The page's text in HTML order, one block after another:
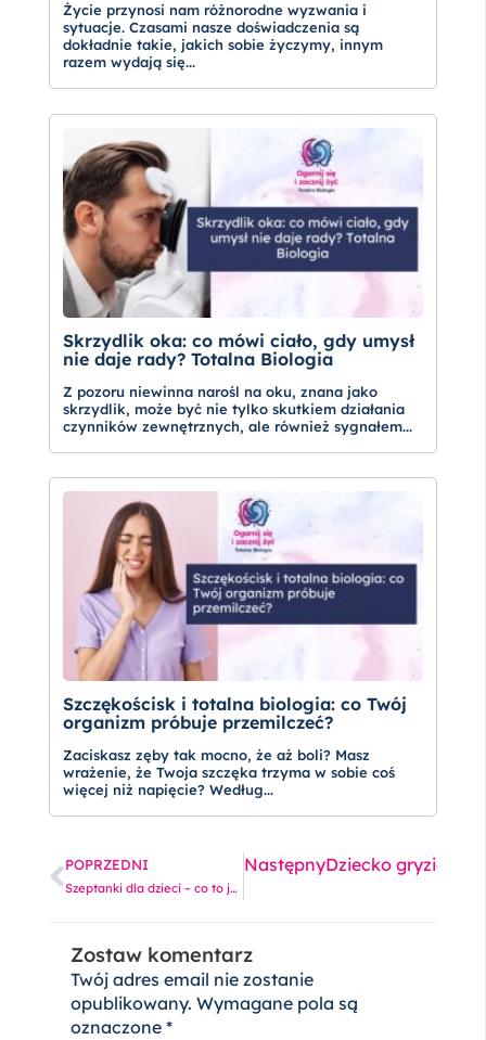
Życie przynosi nam różnorodne wyzwania i
sytuacje. Czasami nasze doświadczenia są
dokładnie takie, jakich sobie życzymy, innym
razem wydają się...
Skrzydlik oka: co mówi ciało, gdy umysł
nie daje rady? Totalna Biologia
Z pozoru niewinna narośl na oku, znana jako
skrzydlik, może być nie tylko skutkiem działania
czynników zewnętrznych, ale również sygnałem...
Szczękościsk i totalna biologia: co Twój
organizm próbuje przemilczeć?
Zaciskasz zęby tak mocno, że aż boli? Masz
wrażenie, że Twoja szczęka trzyma w sobie coś
więcej niż napięcie? Według...
Prev
POPRZEDNI
Szeptanki dla dzieci – co to jest, jak działają i jak je stosować
NastępnyDziecko gryzie
Zostaw komentarz
Twój adres email nie zostanie
opublikowany. Wymagane pola są
oznaczone *